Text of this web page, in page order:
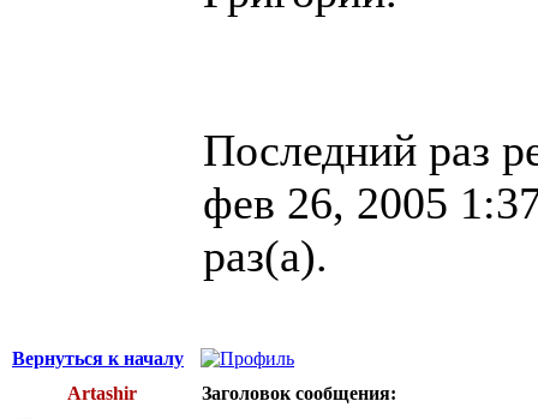
Последний раз
фев 26, 2005
раз(а).
Вернуться к началу
Artashir
Заголовок сообщения: